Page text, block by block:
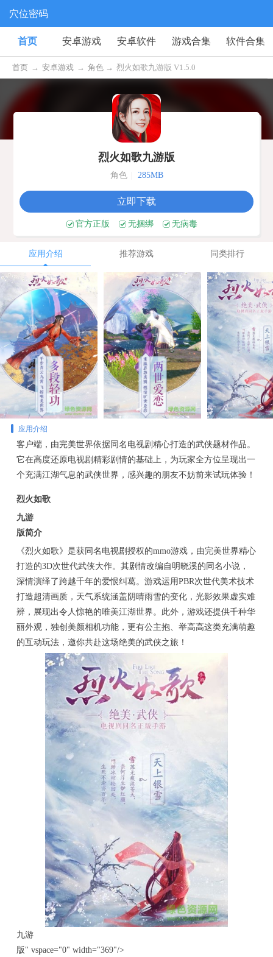
穴位密码
首页 安卓游戏 安卓软件 游戏合集 软件合集
首页 → 安卓游戏 → 角色 → 烈火如歌九游版 V1.5.0
烈火如歌九游版
角色 285MB
立即下载
官方正版 无捆绑 无病毒
应用介绍 推荐游戏 同类排行
应用介绍
客户端，由完美世界依据同名电视剧精心打造的武侠题材作品。
它在高度还原电视剧精彩剧情的基础上，为玩家全方位呈现出一
个充满江湖气息的武侠世界，感兴趣的朋友不妨前来试玩体验！
烈火如歌
九游
版简介
《烈火如歌》是获同名电视剧授权的mmo游戏，由完美世界精心
打造的3D次世代武侠大作。其剧情改编自明晓溪的同名小说，
深情演绎了跨越千年的爱恨纠葛。游戏运用PBR次世代美术技术
打造超清画质，天气系统涵盖阴晴雨雪的变化，光影效果虚实难
辨，展现出令人惊艳的唯美江湖世界。此外，游戏还提供千种华
丽外观，独创美颜相机功能，更有公主抱、举高高这类充满萌趣
的互动玩法，邀你共赴这场绝美的武侠之旅！
九游
版" vspace="0" width="369"/>